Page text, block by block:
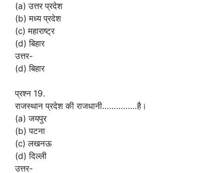
(a) उत्तर प्रदेश
(b) मध्य प्रदेश
(c) महाराष्ट्र
(d) बिहार
उत्तर-
(d) बिहार
प्रश्न 19.
राजस्थान प्रदेश की राजधानी……………है।
(a) जयपुर
(b) पटना
(c) लखनऊ
(d) दिल्ली
उत्तर-